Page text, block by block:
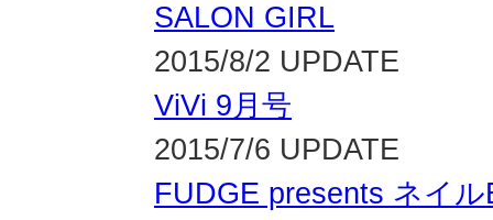
SALON GIRL
2015/8/2 UPDATE
ViVi 9月号
2015/7/6 UPDATE
FUDGE presents ネイ